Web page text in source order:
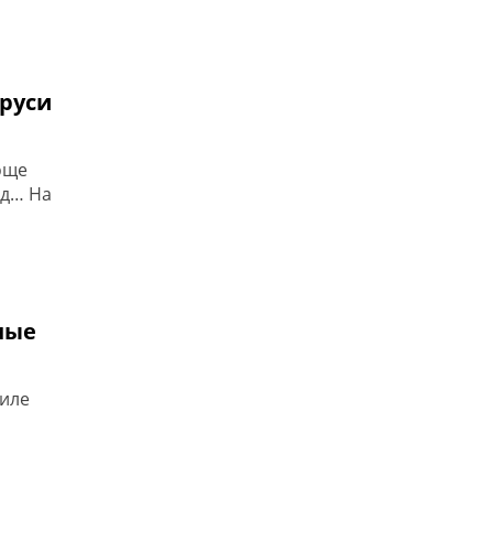
На